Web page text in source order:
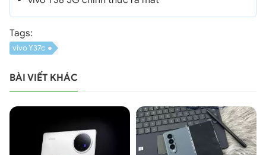
Tags:
vivo Y37c
BÀI VIẾT KHÁC